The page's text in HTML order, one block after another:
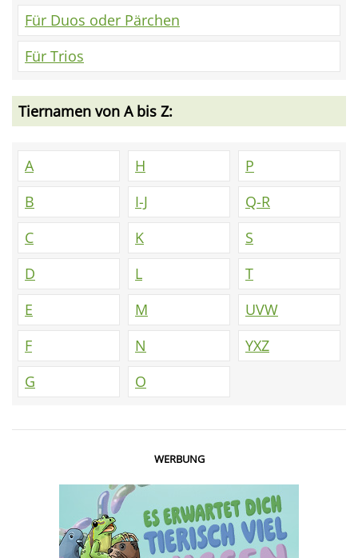
Für Duos oder Pärchen
Für Trios
Tiernamen von A bis Z:
A
B
C
D
E
F
G
H
I-J
K
L
M
N
O
P
Q-R
S
T
UVW
YXZ
WERBUNG